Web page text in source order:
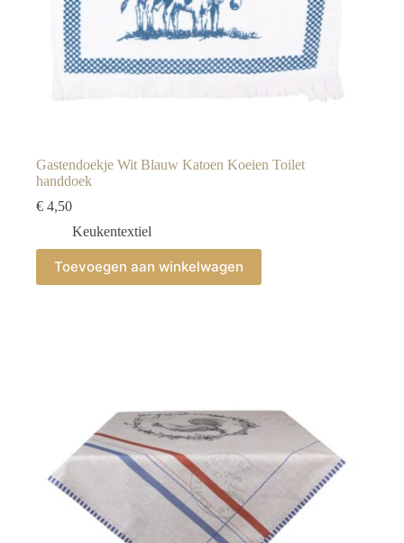
Gastendoekje Wit Blauw Katoen Koeien Toilet
handdoek
€ 4,50
Keukentextiel
Toevoegen aan winkelwagen